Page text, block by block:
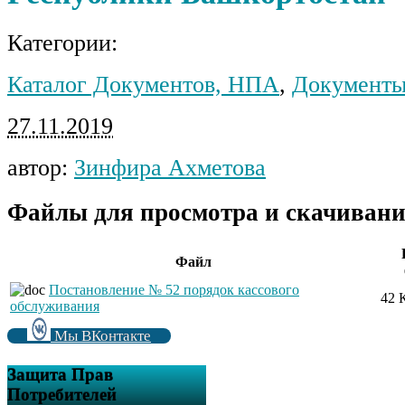
Категории:
Каталог Документов, НПА,
27.11.2019
автор: Зинфира Ахметова
Файлы для просмотра и
Файл
Постановление № 52 порядок кассового
обслуживания
42
Мы ВКонтакте
Защита Прав
Потребителей